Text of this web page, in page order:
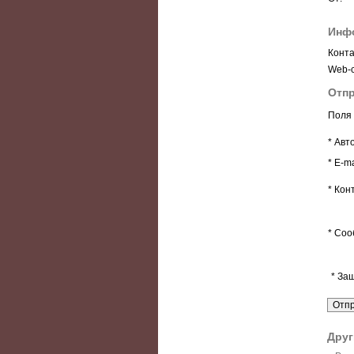
Web-
Поля
*
* E-
*
*
*